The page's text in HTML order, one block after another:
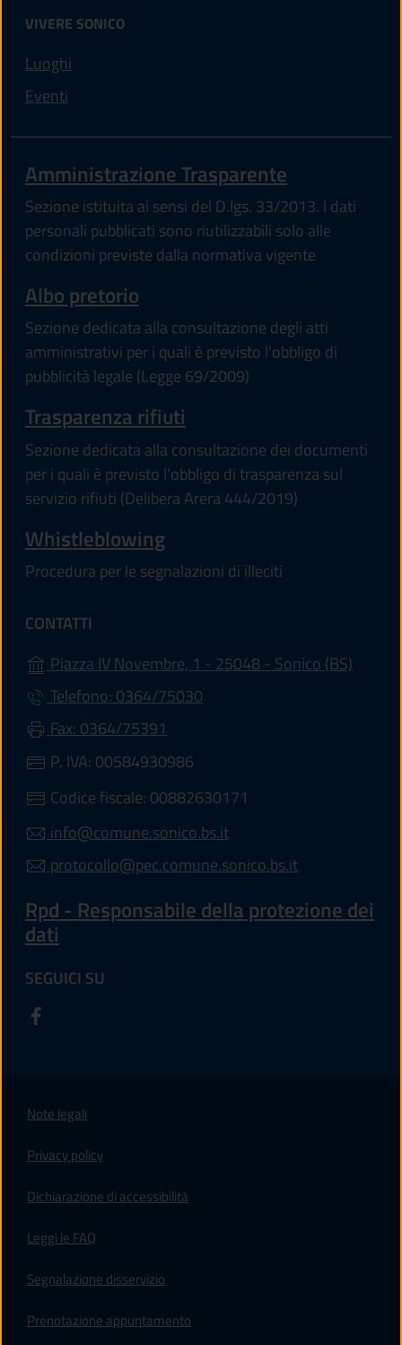
VIVERE SONICO
Luoghi
Eventi
Amministrazione Trasparente
Sezione istituita ai sensi del D.lgs. 33/2013. I dati
personali pubblicati sono riutilizzabili solo alle
condizioni previste dalla normativa vigente
Albo pretorio
Sezione dedicata alla consultazione degli atti
amministrativi per i quali è previsto l'obbligo di
pubblicità legale (Legge 69/2009)
Trasparenza rifiuti
Sezione dedicata alla consultazione dei documenti
per i quali è previsto l'obbligo di trasparenza sul
servizio rifiuti (Delibera Arera 444/2019)
Whistleblowing
Procedura per le segnalazioni di illeciti
CONTATTI
Piazza IV Novembre, 1 - 25048 - Sonico (BS)
Telefono: 0364/75030
Fax: 0364/75391
P. IVA: 00584930986
Codice fiscale: 00882630171
info@comune.sonico.bs.it
protocollo@pec.comune.sonico.bs.it
Rpd - Responsabile della protezione dei
dati
SEGUICI SU
Note legali
Privacy policy
Dichiarazione di accessibilità
Leggi le FAQ
Segnalazione disservizio
Prenotazione appuntamento